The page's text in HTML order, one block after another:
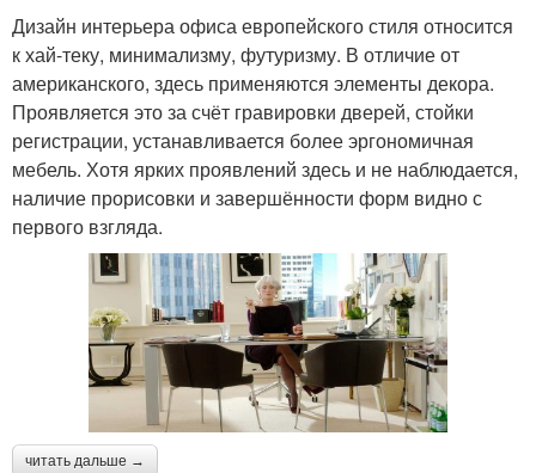
Дизайн интерьера офиса европейского стиля относится
к хай-теку, минимализму, футуризму. В отличие от
американского, здесь применяются элементы декора.
Проявляется это за счёт гравировки дверей, стойки
регистрации, устанавливается более эргономичная
мебель. Хотя ярких проявлений здесь и не наблюдается,
наличие прорисовки и завершённости форм видно с
первого взгляда.
читать дальше →